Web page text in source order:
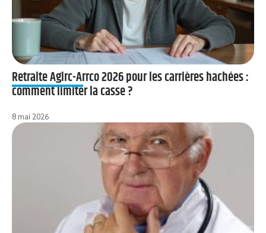
Retraite Agirc-Arrco 2026 pour les carrières hachées :
comment limiter la casse ?
8 mai 2026